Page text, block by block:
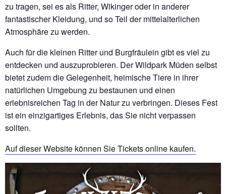
zu tragen, sei es als Ritter, Wikinger oder in anderer
fantastischer Kleidung, und so Teil der mittelalterlichen
Atmosphäre zu werden.
Auch für die kleinen Ritter und Burgfräulein gibt es viel zu
entdecken und auszuprobieren. Der Wildpark Müden selbst
bietet zudem die Gelegenheit, heimische Tiere in ihrer
natürlichen Umgebung zu bestaunen und einen
erlebnisreichen Tag in der Natur zu verbringen. Dieses Fest
ist ein einzigartiges Erlebnis, das Sie nicht verpassen
sollten.
Auf dieser Website können Sie Tickets online kaufen.